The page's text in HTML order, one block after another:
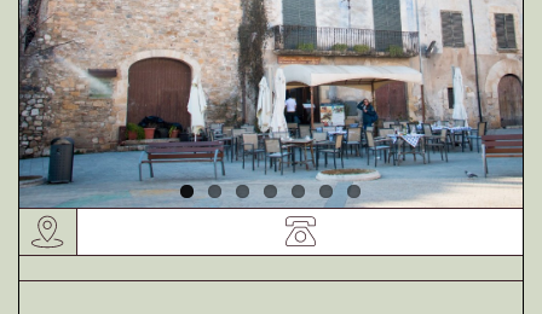
Receptes de la Garrotxa